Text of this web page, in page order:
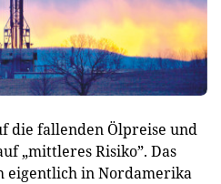
die fallenden Ölpreise und
„mittleres Risiko”. Das
eigentlich in Nordamerika